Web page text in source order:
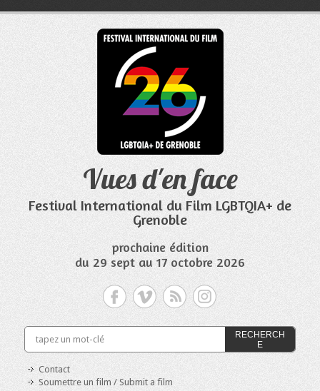
Vues d'en face
Festival International du Film LGBTQIA+ de
Grenoble
prochaine édition
du 29 sept au 17 octobre 2026
RECHERCH
E
Contact
Soumettre un film / Submit a film